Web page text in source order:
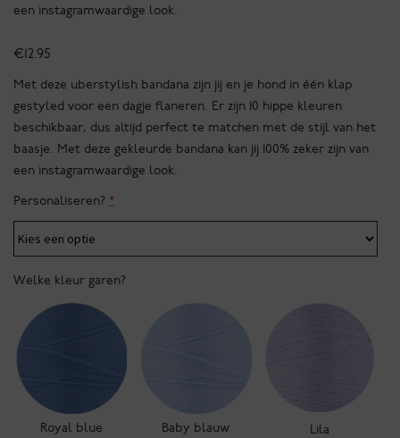
een instagramwaardige look.
€12.95
Met deze uberstylish bandana zijn jij en je hond in één klap
gestyled voor een dagje flaneren. Er zijn 10 hippe kleuren
beschikbaar, dus altijd perfect te matchen met de stijl van het
baasje. Met deze gekleurde bandana kan jij 100% zeker zijn van
een instagramwaardige look.
Personaliseren? *
Welke kleur garen?
Royal blue Baby blauw Lila